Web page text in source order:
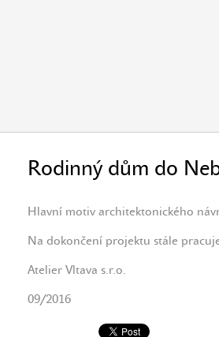
Rodinný dům do
Hlavní motiv architektonického
Na dokončení projektu stále
Atelier Vltava s.r.o.
09/2016